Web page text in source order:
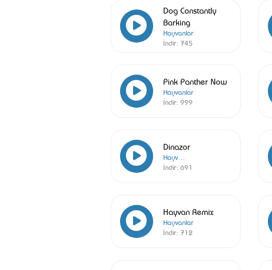
Dog Constantly
Barking
Hayvanlar
İndir: 745
Pink Panther Now
Hayvanlar
İndir: 999
Dinazor
Hayvanlar
İndir: 691
Hayvan Remix
Hayvanlar
İndir: 712